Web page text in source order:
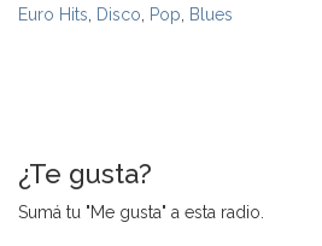
Euro Hits Disco Pop Blues
¿Te gusta?
Sumá tu "Me gusta" a esta radio.